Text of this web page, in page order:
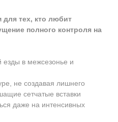
тех, кто любит
полного контроля на
езды в межсезонье и
не создавая лишнего
сетчатые вставки
даже на интенсивных